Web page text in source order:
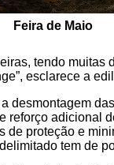
Feira de Maio
tendo
esclarece a
desmontagem
reforço adicional
de proteção e
tem de